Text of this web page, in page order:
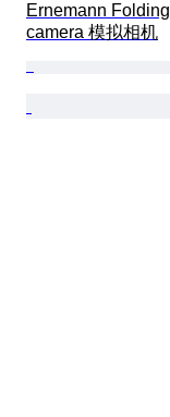
Ernemann Folding
camera 模拟相机